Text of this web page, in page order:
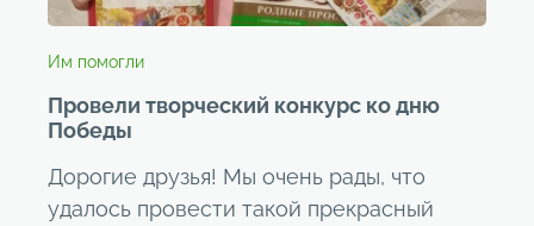
Им помогли
Провели творческий конкурс ко дню
Победы
Дорогие друзья! Мы очень рады, что
удалось провести такой прекрасный